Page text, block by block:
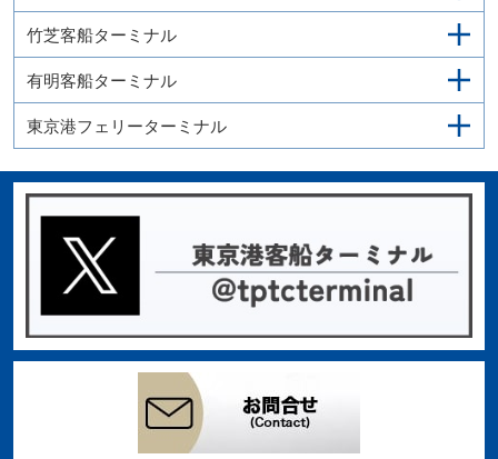
竹芝客船ターミナル
有明客船ターミナル
東京港フェリーターミナル